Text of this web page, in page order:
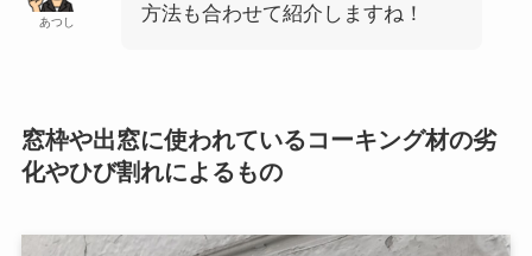
あつし
方法も合わせて紹介しますね！
窓枠や出窓に使われているコーキング材の劣
化やひび割れによるもの